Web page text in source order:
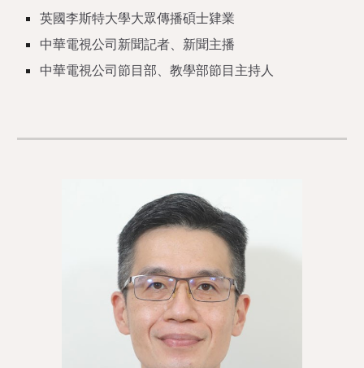
英國李斯特大學大眾傳播碩士肄業
中華電視公司新聞記者、新聞主播
中華電視公司節目部、教學部節目主持人